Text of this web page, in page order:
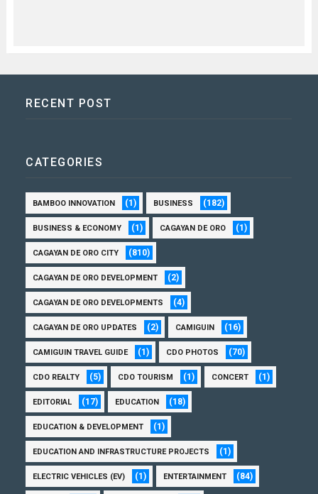
RECENT POST
CATEGORIES
BAMBOO INNOVATION (1) BUSINESS (182)
BUSINESS & ECONOMY (1) CAGAYAN DE ORO (1)
CAGAYAN DE ORO CITY (810)
CAGAYAN DE ORO DEVELOPMENT (2)
CAGAYAN DE ORO DEVELOPMENTS (4)
CAGAYAN DE ORO UPDATES (2) CAMIGUIN (16)
CAMIGUIN TRAVEL GUIDE (1) CDO PHOTOS (70)
CDO REALTY (5) CDO TOURISM (1) CONCERT (1)
EDITORIAL (17) EDUCATION (18)
EDUCATION & DEVELOPMENT (1)
EDUCATION AND INFRASTRUCTURE PROJECTS (1)
ELECTRIC VEHICLES (EV) (1) ENTERTAINMENT (84)